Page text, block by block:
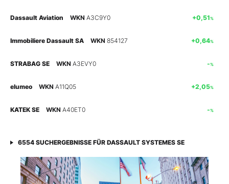
Folgen Sie uns
Dassault Aviation WKN A3C9Y0 +0,51%
Immobiliere Dassault SA WKN 854127 +0,64%
STRABAG SE WKN A3EVY0 -%
elumeo WKN A11Q05 +2,05%
KATEK SE WKN A40ET0 -%
6554 SUCHERGEBNISSE FÜR DASSAULT SYSTEMES SE